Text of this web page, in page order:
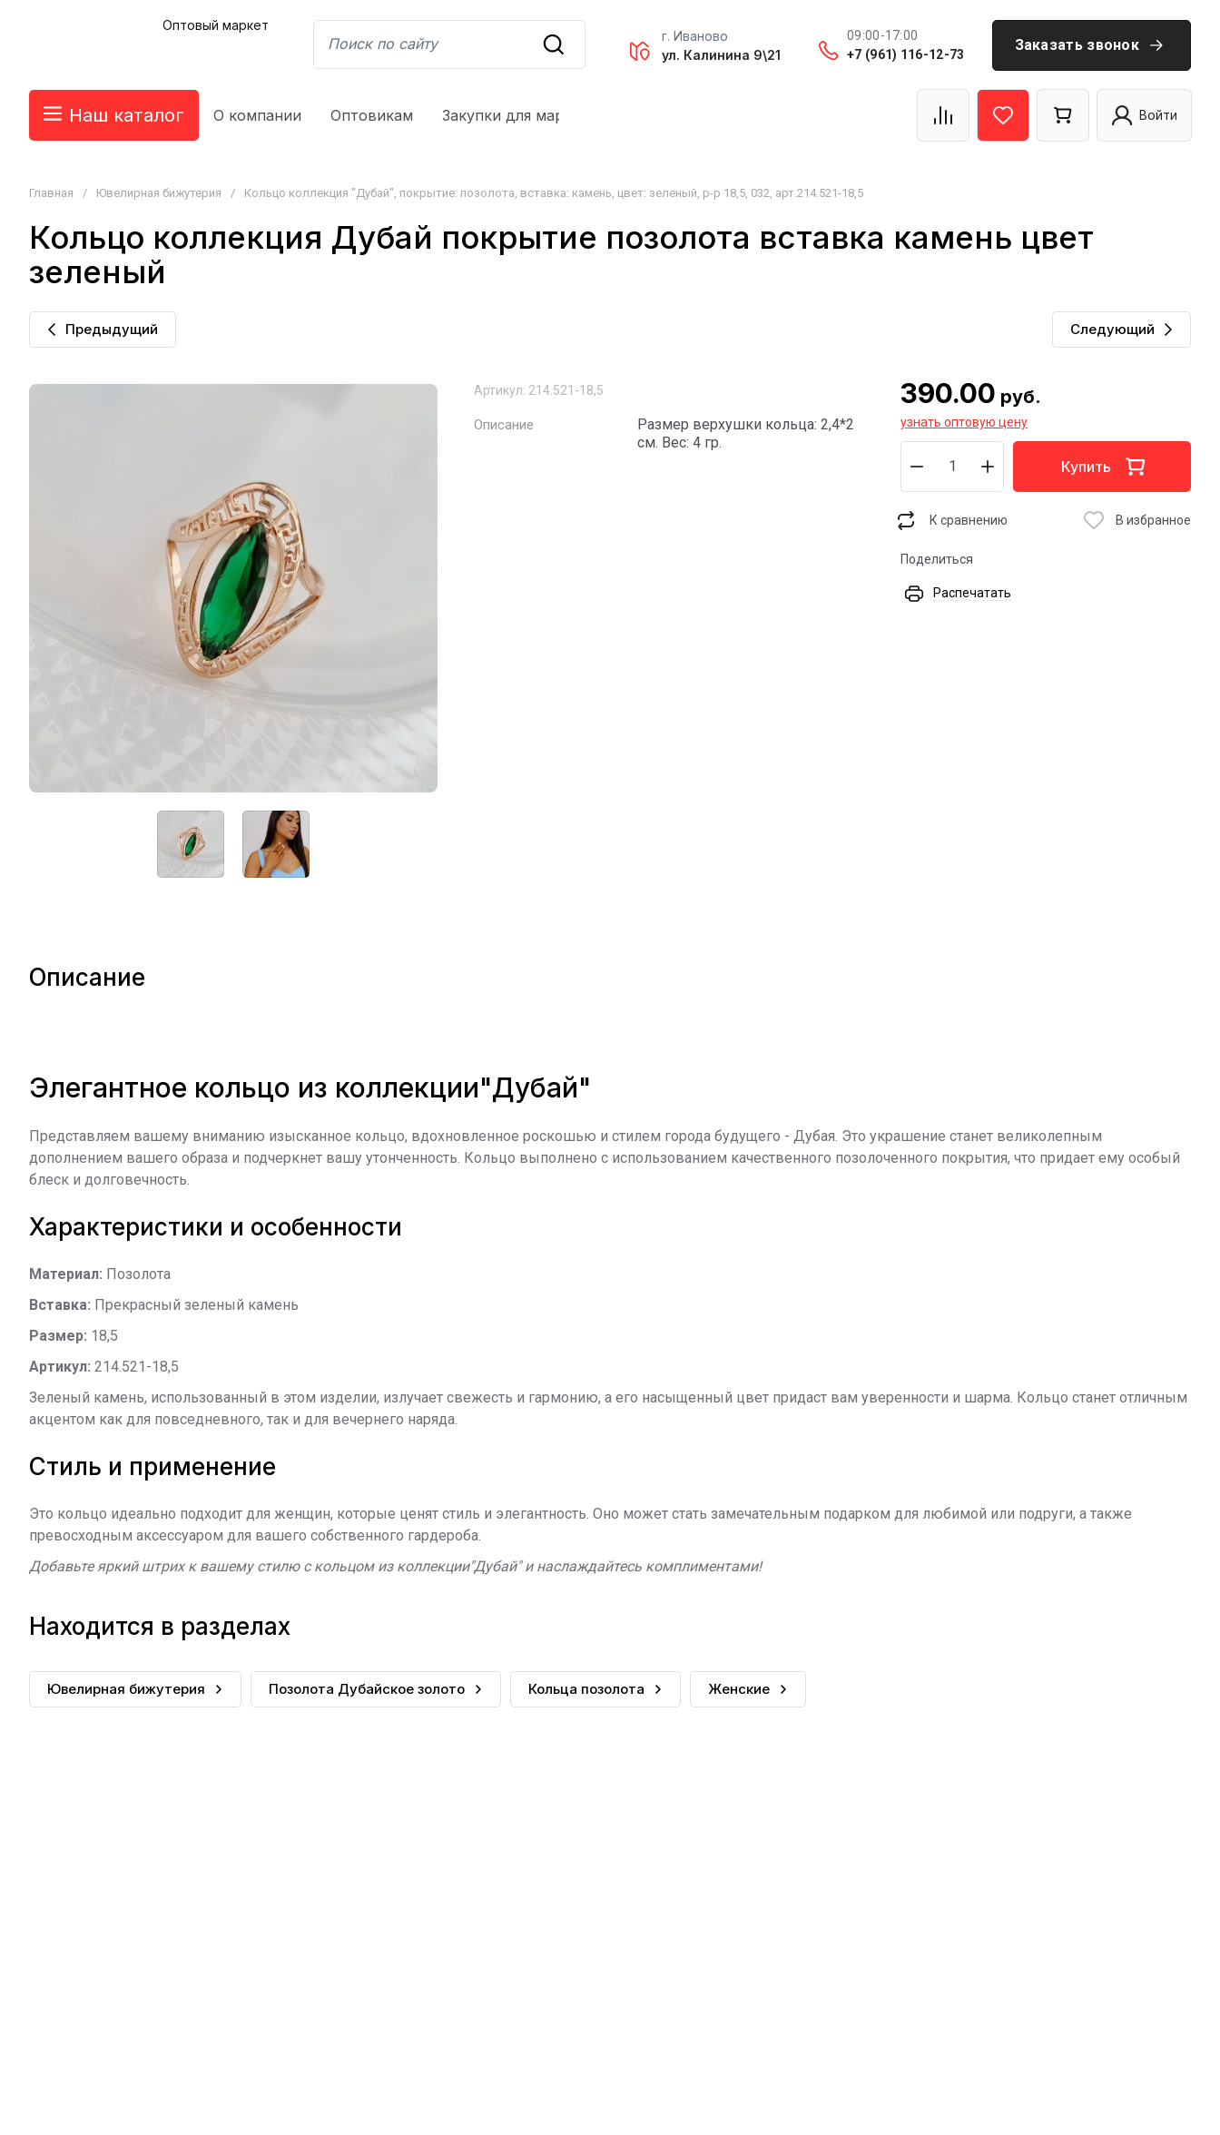
Наш каталог О компании Оптовикам Закупки для маркетплейсов Контакты, документы Наши сайты Отзывы
Войти
Оптовый маркет
г. Иваново
ул. Калинина 9\21
09:00-17:00
+7 (961) 116-12-73
Заказать звонок
Главная / Ювелирная бижутерия / Кольцо коллекция "Дубай", покрытие: позолота, вставка: камень, цвет: зеленый, р-р 18,5, 032, арт.214.521-18,5
Кольцо коллекция Дубай покрытие позолота вставка камень цвет
зеленый
Предыдущий Следующий
Артикул: 214.521-18,5
Описание
Размер верхушки кольца: 2,4*2
см. Вес: 4 гр.
390.00 руб.
узнать оптовую цену
Купить
К сравнению В избранное
Поделиться
Распечатать
Описание
Элегантное кольцо из коллекции"Дубай"
Представляем вашему вниманию изысканное кольцо, вдохновленное роскошью и стилем города будущего - Дубая. Это украшение станет великолепным
дополнением вашего образа и подчеркнет вашу утонченность. Кольцо выполнено с использованием качественного позолоченного покрытия, что придает ему особый
блеск и долговечность.
Характеристики и особенности
Материал: Позолота
Вставка: Прекрасный зеленый камень
Размер: 18,5
Артикул: 214.521-18,5
Зеленый камень, использованный в этом изделии, излучает свежесть и гармонию, а его насыщенный цвет придаст вам уверенности и шарма. Кольцо станет отличным
акцентом как для повседневного, так и для вечернего наряда.
Стиль и применение
Это кольцо идеально подходит для женщин, которые ценят стиль и элегантность. Оно может стать замечательным подарком для любимой или подруги, а также
превосходным аксессуаром для вашего собственного гардероба.
Добавьте яркий штрих к вашему стилю с кольцом из коллекции"Дубай" и наслаждайтесь комплиментами!
Находится в разделах
Ювелирная бижутерия Позолота Дубайское золото Кольца позолота Женские